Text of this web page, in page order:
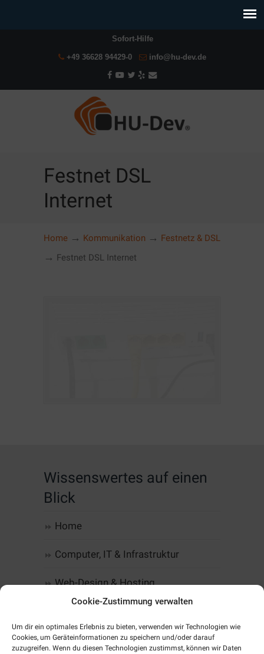
Cookie-Zustimmung verwalten
Um dir ein optimales Erlebnis zu bieten, verwenden wir Technologien wie
Cookies, um Geräteinformationen zu speichern und/oder darauf
zuzugreifen. Wenn du diesen Technologien zustimmst, können wir Daten
Sofort-Hilfe
+49 36628 94429-0 info@hu-dev.de
Festnet DSL
Internet
Home → Kommunikation → Festnetz & DSL
→ Festnet DSL Internet
Wissenswertes auf einen
Blick
Home
Computer, IT & Infrastruktur
Web-Design & Hosting
Software